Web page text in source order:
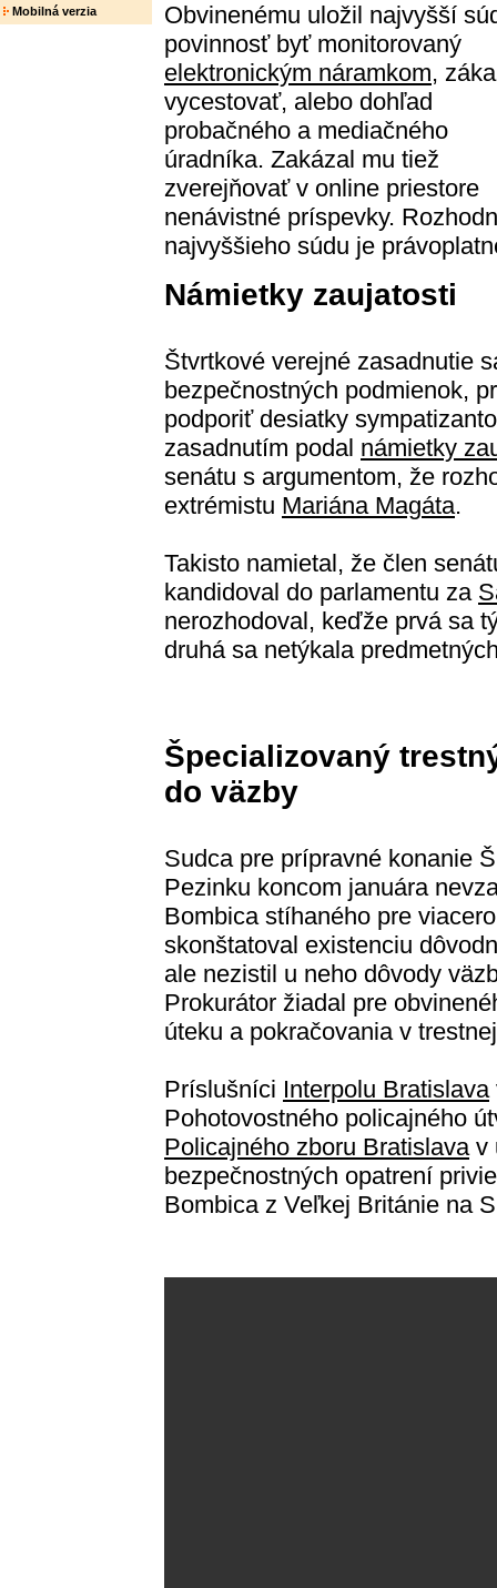
Mobilná verzia
Obvinenému uložil najvyšší
povinnosť byť monitorovaný
elektronickým náramkom,
vycestovať, alebo dohľad
probačného a mediačného
úradníka. Zakázal mu tiež
zverejňovať v online priestore
nenávistné príspevky.
najvyššieho súdu je
Námietky zaujatosti
Štvrtkové verejné zasadnutie
bezpečnostných podmienok,
podporiť desiatky
zasadnutím podal námietky
senátu s argumentom, že
extrémistu Mariána Magáta.
Takisto namietal, že člen
kandidoval do parlamentu za
nerozhodoval, keďže prvá sa
druhá sa netýkala
Špecializovaný
do väzby
Sudca pre prípravné konanie
Pezinku koncom januára
Bombica stíhaného pre
skonštatoval existenciu
ale nezistil u neho dôvody
Prokurátor žiadal pre
úteku a pokračovania v
Príslušníci Interpolu Bratislava
Pohotovostného policajného
Policajného zboru Bratislavav
bezpečnostných opatrení
Bombica z Veľkej Británie na